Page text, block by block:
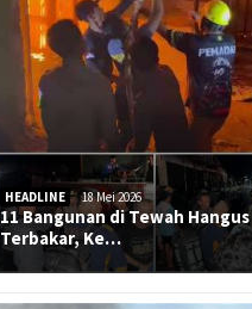
HEADLINE 18 Mei 2026
11 Bangunan di Tewah Hangus
Terbakar, Ke…